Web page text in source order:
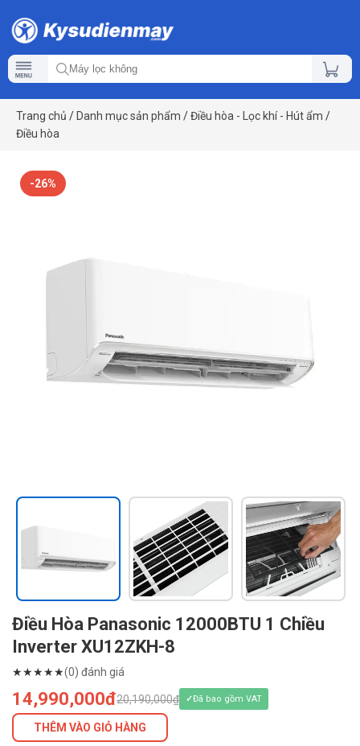
Trang chủ / Danh mục sản phẩm /Điều hòa - Lọc khí - Hút ẩm /
Điều hòa
-26%
Điều Hòa Panasonic 12000BTU 1 Chiều
Inverter XU12ZKH-8
★★★★★(0) đánh giá
14,990,000đ20,190,000₫ Đã bao gồm VAT
THÊM VÀO GIỎ HÀNG